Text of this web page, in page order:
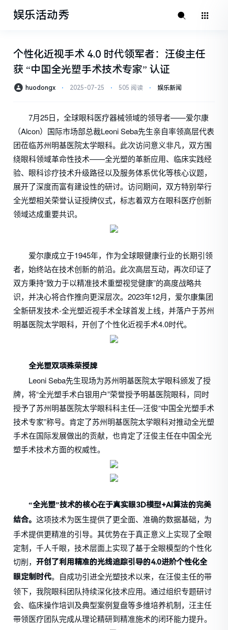
娱乐活动秀
个性化近视手术 4.0 时代领军者：汪俊主任
获 “中国全光塑手术技术专家” 认证
huodongx ⋅ 2025-07-25 ⋅ 505 阅读 ⋅ 娱乐新闻
7月25日，全球眼科医疗器械领域的领导者——爱尔康
（Alcon）国际市场部总裁Leoni Seba先生亲自率领高层代表
团莅临苏州明基医院太学眼科。此次访问意义非凡，双方围
绕眼科领域革命性技术——全光塑的革新应用、临床实践经
验、眼科诊疗技术升级路径以及服务体系优化等核心议题，
展开了深度而富有建设性的研讨。访问期间，双方特别举行
全光塑相关荣誉认证授牌仪式，标志着双方在眼科医疗创新
领域达成重要共识。
爱尔康成立于1945年，作为全球眼健康行业的长期引领
者，始终站在技术创新的前沿。此次高层互动，再次印证了
双方秉持“致力于以精准技术重塑视觉健康”的高度战略共
识，并决心将合作推向更深层次。2023年12月，爱尔康集团
全新研发技术-全光塑近视手术全球首发上线，并落户于苏州
明基医院太学眼科，开创了个性化近视手术4.0时代。
全光塑双项殊荣授牌
Leoni Seba先生现场为苏州明基医院太学眼科颁发了授
牌，将“全光塑手术白银用户”荣誉授予明基医院眼科，同时
授予了苏州明基医院太学眼科科主任—汪俊“中国全光塑手术
技术专家”称号。肯定了苏州明基医院太学眼科对推动全光塑
手术在国际发展做出的贡献，也肯定了汪俊主任在中国全光
塑手术技术方面的权威性。
“全光塑”技术的核心在于真实眼3D模型+AI算法的完美
结合。这项技术为医生提供了更全面、准确的数据基础，为
手术提供更精准的引导。其优势在于真正意义上实现了全眼
定制，千人千眼，技术层面上实现了基于全眼模型的个性化
切削，开创了利用精准的光线追踪引导的4.0进阶个性化全
眼定制时代。自成功引进全光塑技术以来，在汪俊主任的带
领下，我院眼科团队持续深化技术应用。通过组织专题研讨
会、临床操作培训及典型案例复盘等多维培养机制，汪主任
带领医疗团队完成从理论精研到精准施术的闭环能力提升。